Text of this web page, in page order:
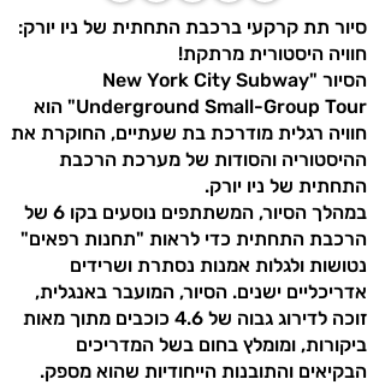
סיור תת קרקעי ברכבת התחתית של ניו יורק:
חוויה היסטורית מרתקת!
הסיור "New York City Subway
Underground Small-Group Tour" הוא
חוויה רגלית מודרכת בת שעתיים, החוקרת את
ההיסטוריה והסודות של מערכת הרכבת
התחתית של ניו יורק.
במהלך הסיור, המשתתפים נוסעים בקו 6 של
הרכבת התחתית כדי לראות "תחנות רפאים"
נטושות ולגלות אמנות נסתרת ושרידים
אדריכליים ישנים. הסיור, המועבר באנגלית,
זוכה לדירוג גבוה של 4.6 כוכבים מתוך מאות
ביקורות, ומומלץ בחום בשל המדריכים
הבקיאים והתובנות הייחודיות שהוא מספק.